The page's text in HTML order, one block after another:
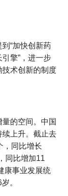
“加快创新药
擎”，进一步
技术创新的制度
的空间。中国
续上升。截止去
，同比增长
同比增加11
康事业发展统
。